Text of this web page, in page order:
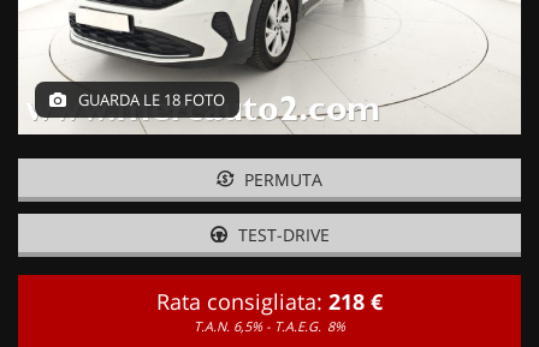
GUARDA LE 18 FOTO
PERMUTA
TEST-DRIVE
Rata consigliata: 218 €
T.A.N. 6,5% - T.A.E.G. 8%